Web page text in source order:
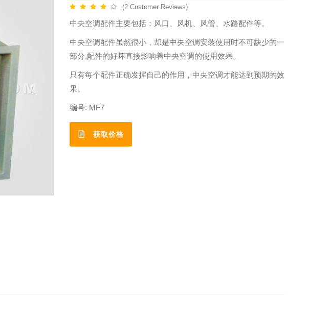
(2 Customer Reviews)
中央空调配件主要包括：风口、风机、风管、水路配件等。
中央空调配件虽然很小，却是中央空调安装使用时不可缺少的一
部分,配件的好坏直接影响着中央空调的使用效果。
只有每个配件正确发挥自己的作用，中央空调才能达到预期的效
果。
编号: MF7
获取价格